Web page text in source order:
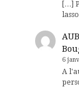
[…]
6
A